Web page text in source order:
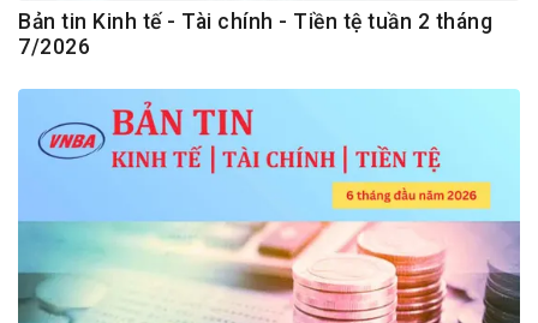
Bản tin Kinh tế - Tài chính - Tiền tệ tuần 2 tháng
7/2026